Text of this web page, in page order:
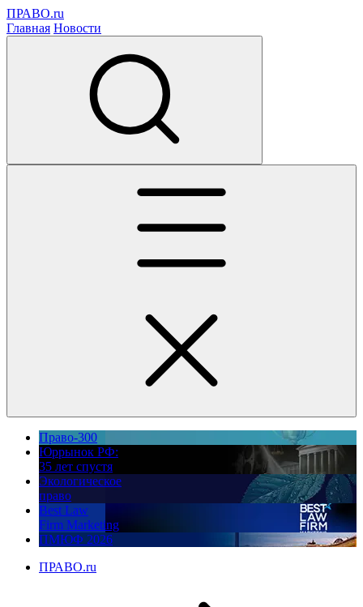
ПРАВО.ru
Главная Новости
Право-300
Юррынок РФ:
35 лет спустя
Экологическое
право
Best Law
Firm Marketing
ПМЮФ 2026
ПРАВО.ru